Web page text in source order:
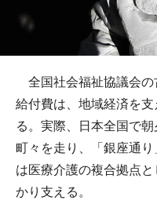
全国社会福祉協議会の
給付費は、地域経済を
る。実際、日本全国で
町々を走り、「銀座通
は医療介護の複合拠点
かり支える。